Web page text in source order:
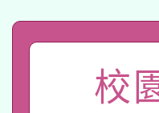
動」
關事宜
轉知教
國立
函轉
校